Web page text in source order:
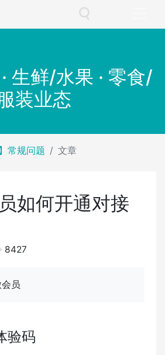
生鲜/水果 · 零食/
装业态
常规问题 文章
如何开通对接
8427
员
验码